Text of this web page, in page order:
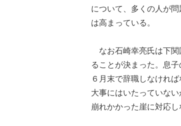
について、多くの人が
は高まっている。
なお石崎幸亮氏は下関
ることが決まった。息
６月末で辞職しなけれ
大事にはいたっていな
崩れかかった崖に対応